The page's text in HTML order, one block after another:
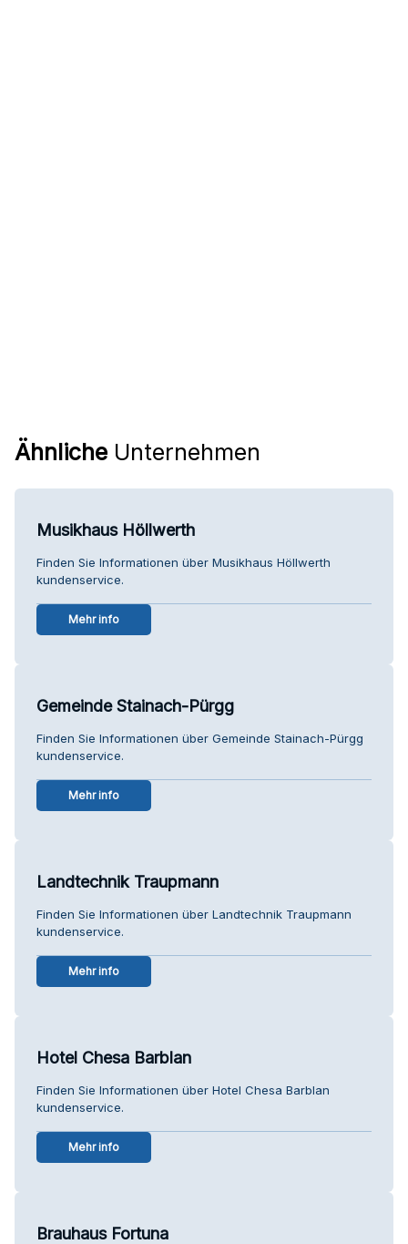
Ähnliche Unternehmen
Musikhaus Höllwerth
Finden Sie Informationen über Musikhaus Höllwerth
kundenservice.
Mehr info
Gemeinde Stainach-Pürgg
Finden Sie Informationen über Gemeinde Stainach-Pürgg
kundenservice.
Mehr info
Landtechnik Traupmann
Finden Sie Informationen über Landtechnik Traupmann
kundenservice.
Mehr info
Hotel Chesa Barblan
Finden Sie Informationen über Hotel Chesa Barblan
kundenservice.
Mehr info
Brauhaus Fortuna